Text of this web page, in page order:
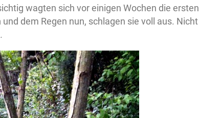
wagten sich vor einigen Wochen die ersten
dem Regen nun, schlagen sie voll aus. Nicht